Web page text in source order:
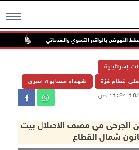
MENU بالواقع التنموي والخدماتي
إسرائيلية
على قطاع غزة شهداء مصابون أسرى
الجرحى في قصف الاحتلال بيت
شمال القطاع